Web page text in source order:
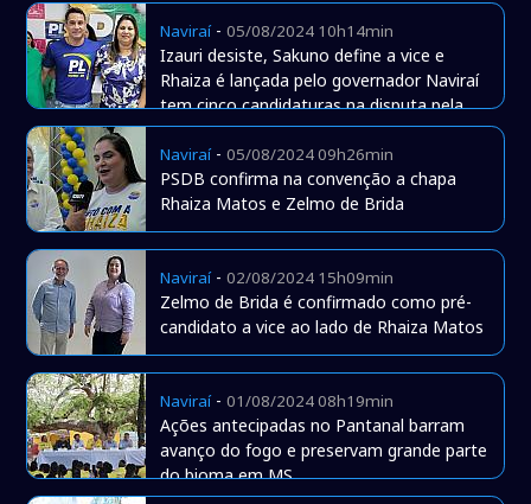
Naviraí-05/08/2024 10h14min
Izauri desiste, Sakuno define a vice e
Rhaiza é lançada pelo governador Naviraí
tem cinco candidaturas na disputa pela
Prefei
Naviraí-05/08/2024 09h26min
PSDB confirma na convenção a chapa
Rhaiza Matos e Zelmo de Brida
Naviraí-02/08/2024 15h09min
Zelmo de Brida é confirmado como pré-
candidato a vice ao lado de Rhaiza Matos
Naviraí-01/08/2024 08h19min
Ações antecipadas no Pantanal barram
avanço do fogo e preservam grande parte
do bioma em MS